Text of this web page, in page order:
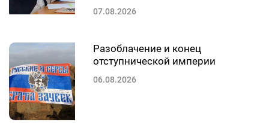
07.08.2026
Разоблачение и конец
отступнической империи
06.08.2026